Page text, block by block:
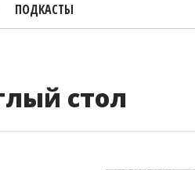
ПОДКАСТЫ
стол